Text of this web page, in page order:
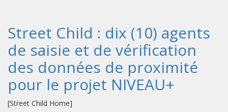
Street Child : dix (10) agents
de saisie et de vérification
des données de proximité
pour le projet NIVEAU+
[Street Child Home]